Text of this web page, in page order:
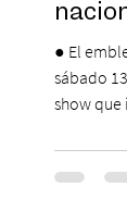
● El
sábado
show que
El lunes
Preventa